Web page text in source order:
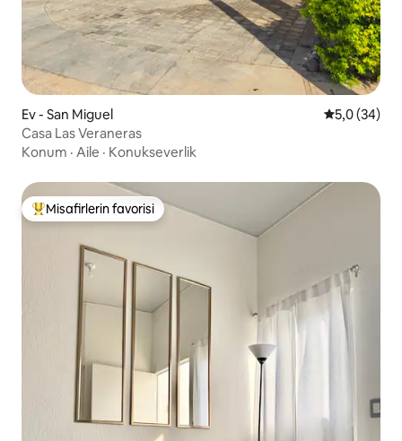
Ev - San Miguel 5 üzerinden
5,0 (34)
Casa Las Veraneras
Konum · Aile · Konukseverlik
Misafirlerin favorilerinden en beğenilenler arasında
Misafirlerin favorisi